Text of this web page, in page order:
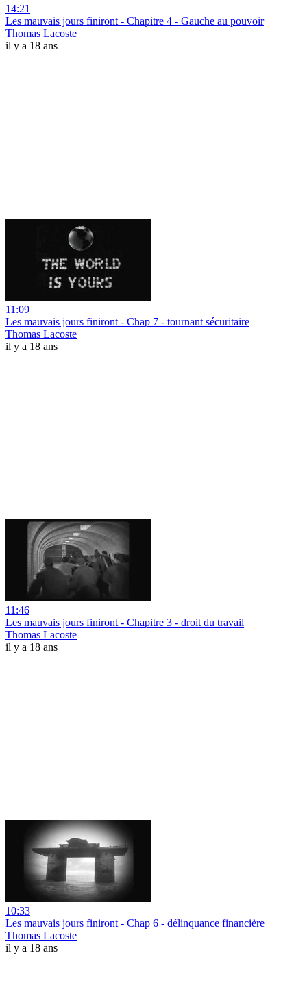
14:21
Les mauvais jours finiront - Chapitre 4 - Gauche au pouvoir
Thomas Lacoste
il y a 18 ans
11:09
Les mauvais jours finiront - Chap 7 - tournant sécuritaire
Thomas Lacoste
il y a 18 ans
11:46
Les mauvais jours finiront - Chapitre 3 - droit du travail
Thomas Lacoste
il y a 18 ans
10:33
Les mauvais jours finiront - Chap 6 - délinquance financière
Thomas Lacoste
il y a 18 ans